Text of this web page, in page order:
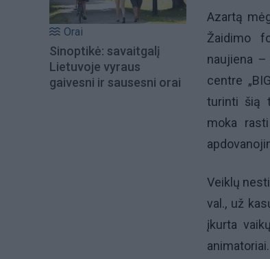
Orai
Sinoptikė: savaitgalį
Lietuvoje vyraus
gaivesni ir sausesni orai
Azartą
Žaidimo
naujiena –
centre
turinti šią
moka
Veiklų
val., už
įkurta
animatoriai.